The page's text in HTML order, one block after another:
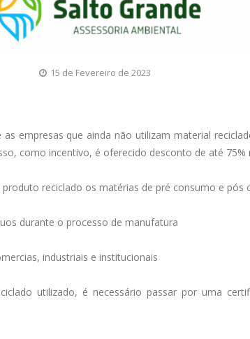
15 de Fevereiro de 2023
empresas que ainda não utilizam material
como incentivo, é oferecido desconto de até 75%
reciclado os matérias de pré consumo e pós
durante o processo de manufatura
industriais e institucionais
utilizado, é necessário passar por uma